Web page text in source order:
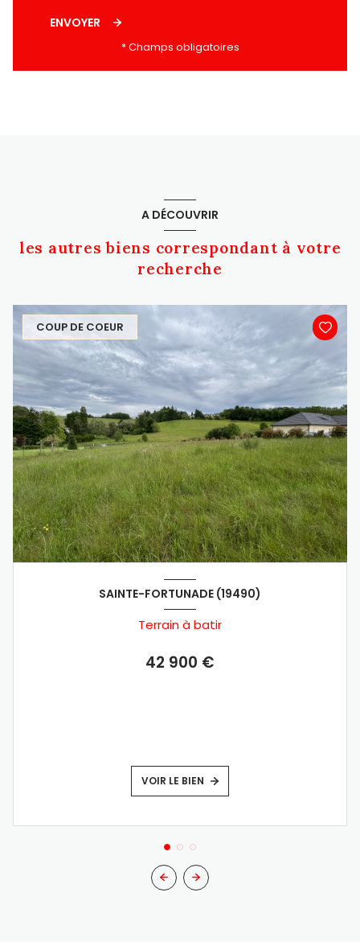
ENVOYER
* Champs obligatoires
A DÉCOUVRIR
les autres biens correspondant à votre
recherche
COUP DE COEUR
SAINTE-FORTUNADE (19490)
Terrain à batir
42 900 €
VOIR LE BIEN